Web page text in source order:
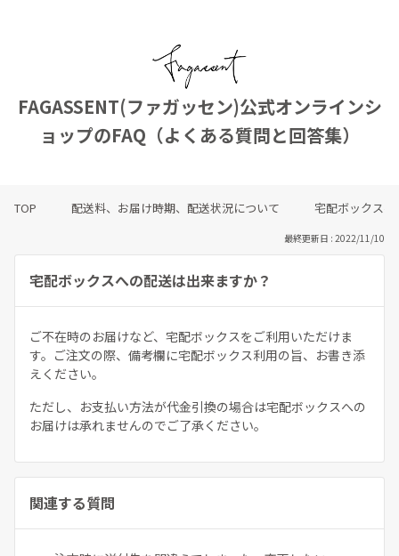
FAGASSENT(ファガッセン)公式オンラインシ
ョップのFAQ（よくある質問と回答集）
TOP 配送料、お届け時期、配送状況について 宅配ボックス
最終更新日 : 2022/11/10
宅配ボックスへの配送は出来ますか？
ご不在時のお届けなど、宅配ボックスをご利用いただけま
す。ご注文の際、備考欄に宅配ボックス利用の旨、お書き添
えください。
ただし、お支払い方法が代金引換の場合は宅配ボックスへの
お届けは承れませんのでご了承ください。
関連する質問